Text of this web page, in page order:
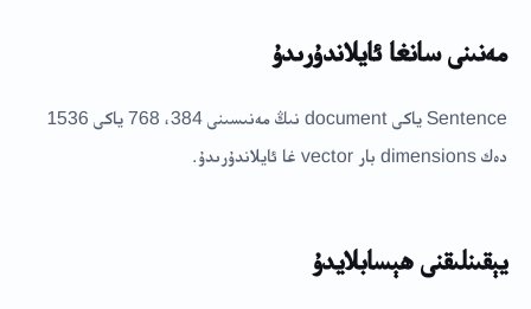
مەنىنى سانغا ئايلاندۇرىدۇ
Sentence ياكى document نىڭ مەنىسىنى 384، 768 ياكى 1536
دەك dimensions بار vector غا ئايلاندۇرىدۇ.
يېقىنلىقنى ھېسابلايدۇ